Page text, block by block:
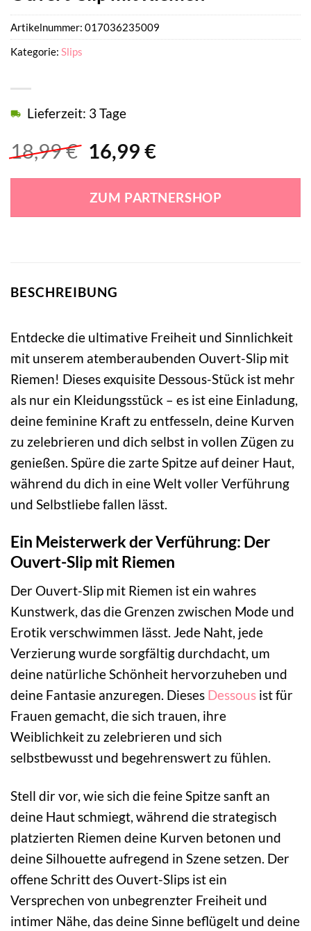
18,99€ Ursprünglicher
war:
18,99 €
16,99 €Aktueller
ist:
16,99 €.
Lieferzeit: 3 Tage
ZUM PARTNERSHOP
Artikelnummer: 017036235009
Kategorie: Slips
BESCHREIBUNG
Entdecke die ultimative Freiheit und Sinnlichkeit
mit unserem atemberaubenden Ouvert-Slip mit
Riemen! Dieses exquisite Dessous-Stück ist mehr
als nur ein Kleidungsstück – es ist eine Einladung,
deine feminine Kraft zu entfesseln, deine Kurven
zu zelebrieren und dich selbst in vollen Zügen zu
genießen. Spüre die zarte Spitze auf deiner Haut,
während du dich in eine Welt voller Verführung
und Selbstliebe fallen lässt.
Ein Meisterwerk der Verführung: Der
Ouvert-Slip mit Riemen
Der Ouvert-Slip mit Riemen ist ein wahres
Kunstwerk, das die Grenzen zwischen Mode und
Erotik verschwimmen lässt. Jede Naht, jede
Verzierung wurde sorgfältig durchdacht, um
deine natürliche Schönheit hervorzuheben und
deine Fantasie anzuregen. Dieses Dessous ist für
Frauen gemacht, die sich trauen, ihre
Weiblichkeit zu zelebrieren und sich
selbstbewusst und begehrenswert zu fühlen.
Stell dir vor, wie sich die feine Spitze sanft an
deine Haut schmiegt, während die strategisch
platzierten Riemen deine Kurven betonen und
deine Silhouette aufregend in Szene setzen. Der
offene Schritt des Ouvert-Slips ist ein
Versprechen von unbegrenzter Freiheit und
intimer Nähe, das deine Sinne beflügelt und deine